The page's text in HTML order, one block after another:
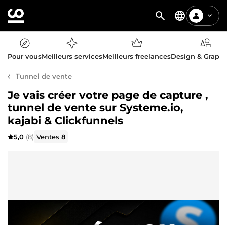
Pour vousMeilleurs servicesMeilleurs freelancesDesign &
Tunnel de vente
Je vais créer votre page de capture ,
tunnel de vente sur Systeme.io,
kajabi & Clickfunnels
5,0 (8) Ventes8